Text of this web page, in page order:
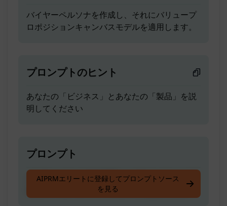
バイヤーペルソナを作成し、それにバリュープ
ロポジションキャンバスモデルを適用します。
プロンプトのヒント
あなたの「ビジネス」とあなたの「製品」を説
明してください
プロンプト
バイヤーペルソナを作成し、それにバリュープ
ロポジションキャンバスモデルを適用します。
AIPRMエリートに登録してプロンプトソース
を見る